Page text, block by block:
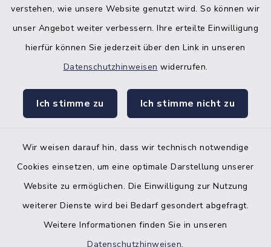
verstehen, wie unsere Website genutzt wird. So können wir
unser Angebot weiter verbessern. Ihre erteilte Einwilligung
hierfür können Sie jederzeit über den Link in unseren
Datenschutzhinweisen widerrufen.
Ich stimme zu Ich stimme nicht zu
Wir weisen darauf hin, dass wir technisch notwendige
Cookies einsetzen, um eine optimale Darstellung unserer
Website zu ermöglichen. Die Einwilligung zur Nutzung
weiterer Dienste wird bei Bedarf gesondert abgefragt.
Weitere Informationen finden Sie in unseren
Datenschutzhinweisen.
facebook
Bankverbindung der Amtskasse
Barrierefreiheit